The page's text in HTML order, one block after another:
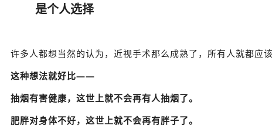
是个人选择
许多人都想当然的认为，近视手术那么成熟了，所有人就都应该
这种想法就好比——
抽烟有害健康，这世上就不会再有人抽烟了。
肥胖对身体不好，这世上就不会再有胖子了。